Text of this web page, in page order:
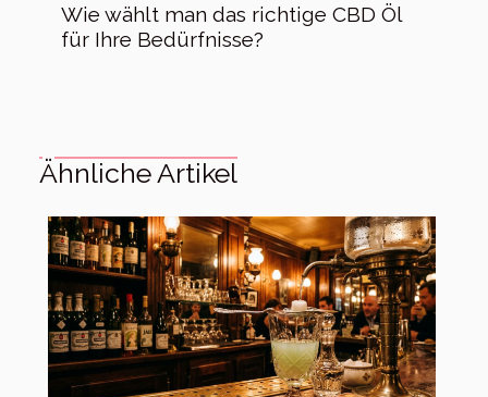
Wie wählt man das richtige CBD Öl
für Ihre Bedürfnisse?
Ähnliche Artikel